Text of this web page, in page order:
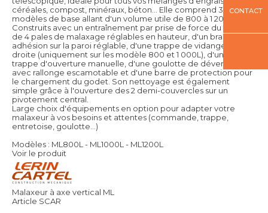
céréales, compost, minéraux, béton… Elle comprend 3
modèles de base allant d'un volume utile de 800 à 1 200L.
Construits avec un entraînement par prise de force du tracteur,
de 4 pales de malaxage réglables en hauteur, d'un bras anti-
adhésion sur la paroi réglable, d'une trappe de vidange à
droite (uniquement sur les modèle 800 et 1 000L), d'une
trappe d'ouverture manuelle, d'une goulotte de déversement
avec rallonge escamotable et d'une barre de protection pour
le chargement du godet. Son nettoyage est également
simple grâce à l'ouverture des 2 demi-couvercles sur un
pivotement central.
Large choix d'équipements en option pour adapter votre
malaxeur à vos besoins et attentes (commande, trappe,
entretoise, goulotte...)
Modèles : ML800L - ML1000L - ML1200L
Voir le produit
Malaxeur à axe vertical ML
Article SCAR
CONTACT